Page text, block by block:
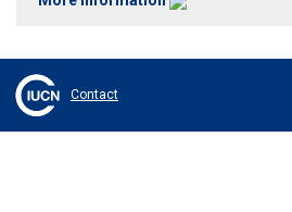
Contact